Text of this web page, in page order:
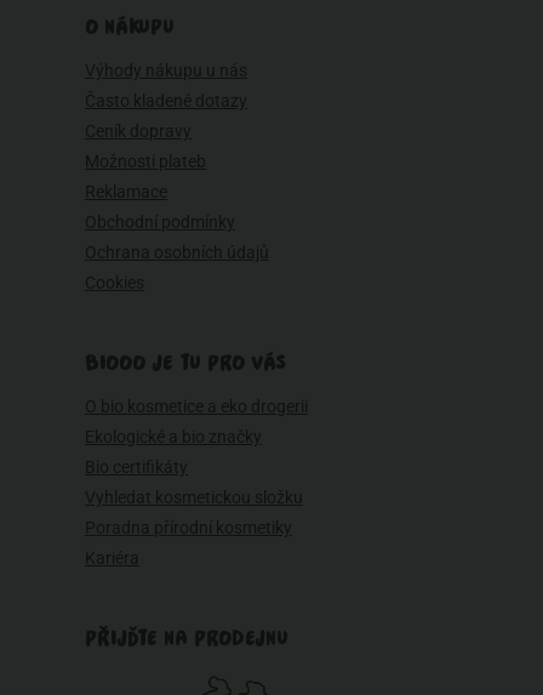
O NÁKUPU
Výhody nákupu u nás
Často kladené dotazy
Ceník dopravy
Možnosti plateb
Reklamace
Obchodní podmínky
Ochrana osobních údajů
Cookies
BIOOO JE TU PRO VÁS
O bio kosmetice a eko drogerii
Ekologické a bio značky
Bio certifikáty
Vyhledat kosmetickou složku
Poradna přírodní kosmetiky
Kariéra
PŘIJĎTE NA PRODEJNU